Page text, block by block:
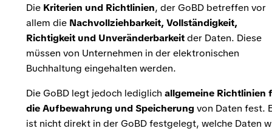
Die Kriterien und Richtlinien, der GoBD betreffen vor
allem die Nachvollziehbarkeit, Vollständigkeit,
Richtigkeit und Unveränderbarkeitder Daten. Diese
müssen von Unternehmen in der elektronischen
Buchhaltung eingehalten werden.
Die GoBD legt jedoch lediglich allgemeine Richtlinien
die Aufbewahrung und Speicherung von Daten fest.
ist nicht direkt in der GoBD festgelegt, welche Daten